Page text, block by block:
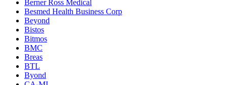
Berner Ross Medical
Besmed Health Business Corp
Beyond
Bistos
Bitmos
BMC
Breas
BTL
Byond